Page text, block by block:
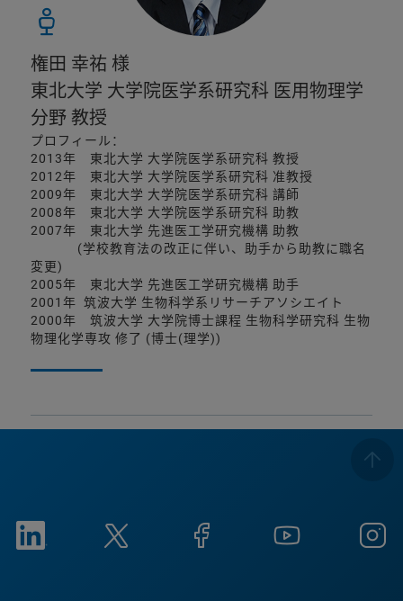
権田 幸祐 様
東北大学 大学院医学系研究科 医用物理学
分野 教授
プロフィール：
2013年 東北大学 大学院医学系研究科 教授
2012年 東北大学 大学院医学系研究科 准教授
2009年 東北大学 大学院医学系研究科 講師
2008年 東北大学 大学院医学系研究科 助教
2007年 東北大学 先進医工学研究機構 助教
(学校教育法の改正に伴い、助手から助教に職名
変更)
2005年 東北大学 先進医工学研究機構 助手
2001年 筑波大学 生物科学系リサーチアソシエイト
2000年 筑波大学 大学院博士課程 生物科学研究科 生物
物理化学専攻 修了 (博士(理学))